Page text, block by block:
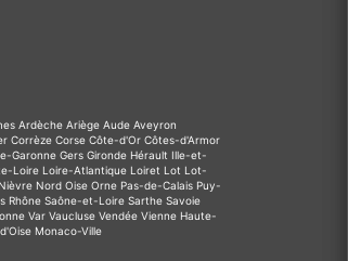
Ardèche Ariège Aude Aveyron
Corrèze Corse Côte-d'Or Côtes-d'Armor
Garonne Gers Gironde Hérault Ille-et-
Loire Loire-Atlantique Loiret Lot Lot-
Nièvre Nord Oise Orne Pas-de-Calais Puy-
Rhône Saône-et-Loire Sarthe Savoie
Var Vaucluse Vendée Vienne Haute-
Monaco-Ville